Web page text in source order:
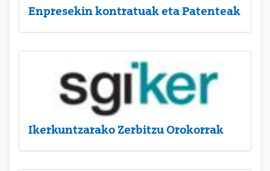
Enpresekin kontratuak eta Patenteak
Ikerkuntzarako Zerbitzu Orokorrak